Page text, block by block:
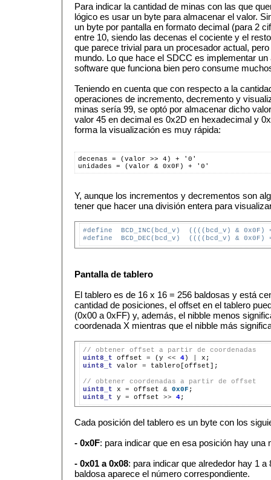
Para indicar la cantidad de minas con las que
lógico es usar un byte para almacenar el valor.
un byte por pantalla en formato decimal (para 2
entre 10, siendo las decenas el cociente y el
que parece trivial para un procesador actual,
mundo. Lo que hace el SDCC es implementar
software que funciona bien pero consume
Teniendo en cuenta que con respecto a la
operaciones de incremento, decremento y
minas sería 99, se optó por almacenar dicho
valor 45 en decimal es 0x2D en hexadecimal y
forma la visualización es muy rápida:
decenas = (valor >> 4) + '0'
unidades = (valor & 0x0F) + '0'
Y, aunque los incrementos y decrementos son
tener que hacer una división entera para
#define  BCD_INC(bcd_v)  ((((bcd_v) &
#define  BCD_DEC(bcd_v)  ((((bcd_v) &
Pantalla de tablero
El tablero es de 16 x 16 = 256 baldosas y está
cantidad de posiciones, el offset en el tablero
(0x00 a 0xFF) y, además, el nibble menos
coordenada X mientras que el nibble más
// obtener offset a partir de coordenadas
uint8_t
offset = (y << 4)
uint8_t
valor = tablero[offset];
// obtener coordenadas a partir de offset
uint8_t
x = offset & 0x0F
uint8_t
y = offset >> 4
Cada posición del tablero es un byte con los
- 0x0F: para indicar que en esa posición hay una
- 0x01 a 0x08: para indicar que alrededor hay 1
baldosa aparece el número correspondiente.